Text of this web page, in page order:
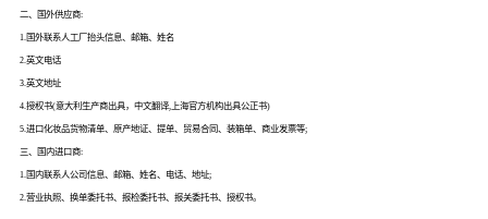
二、国外供应商:
1.国外联系人工厂抬头信息、邮箱、姓名
2.英文电话
3.英文地址
4.授权书(意大利生产商出具，中文翻译,上海官方机构出具公正书)
5.进口化妆品货物清单、原产地证、提单、贸易合同、装箱单、商业发票等;
三、国内进口商:
1.国内联系人公司信息、邮箱、姓名、电话、地址;
2.营业执照、换单委托书、报检委托书、报关委托书、授权书。